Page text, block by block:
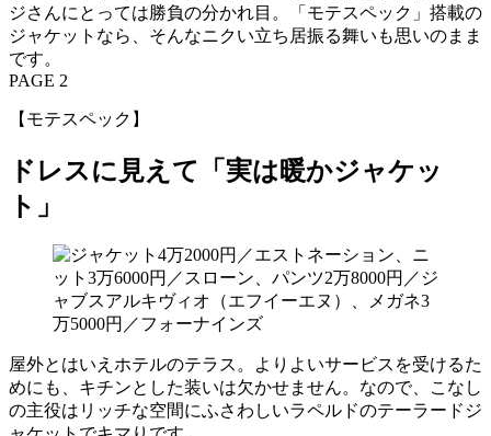
ジさんにとっては勝負の分かれ目。「モテスペック」搭載の
ジャケットなら、そんなニクい立ち居振る舞いも思いのまま
です。
PAGE 2
【モテスペック】
ドレスに見えて「実は暖かジャケッ
ト」
屋外とはいえホテルのテラス。よりよいサービスを受けるた
めにも、キチンとした装いは欠かせません。なので、こなし
の主役はリッチな空間にふさわしいラペルドのテーラードジ